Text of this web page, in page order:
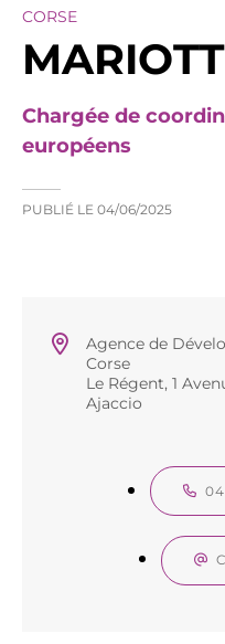
CORSE
Chargée de
européens
PUBLIÉ LE 04/06/2025
Agence de
Corse
Le Régent, 1
Ajaccio